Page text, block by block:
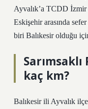
Ayvalık’a TCDD
Eskişehir arasında
biri Balıkesir olduğu
Sarımsaklı
kaç km?
Balıkesir ili Ayvalık